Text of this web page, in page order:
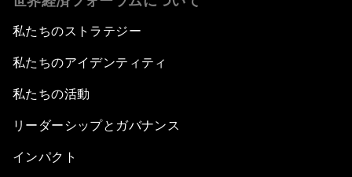
私たちのストラテジー
私たちのアイデンティティ
私たちの活動
リーダーシップとガバナンス
インパクト